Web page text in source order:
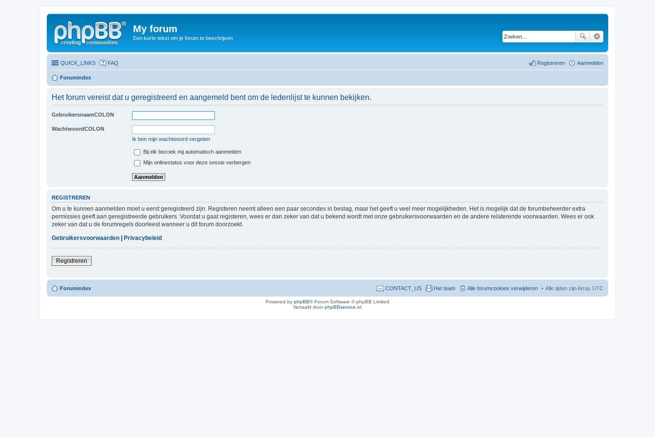
My forum
Een korte tekst om je forum te beschrijven
QUICK_LINKS FAQ Aanmelden
Registreren
Forumindex
Het forum vereist dat u geregistreerd en aangemeld bent om de ledenlijst te kunnen bekijken.
GebruikersnaamCOLON
WachtwoordCOLON
Ik ben mijn wachtwoord vergeten
Bij elk bezoek mij automatisch aanmelden
Mijn onlinestatus voor deze sessie verbergen
REGISTREREN
Om u te kunnen aanmelden moet u eerst geregisteerd zijn. Registeren neemt alleen een paar secondes in beslag, maar het geeft u veel meer mogelijkheden. Het is mogelijk dat de forumbeheerder extra
permissies geeft aan geregistreerde gebruikers. Voordat u gaat registeren, wees er dan zeker van dat u bekend wordt met onze gebruikersvoorwaarden en de andere relaterende voorwaarden. Wees er ook
zeker van dat u de forumregels doorleest wanneer u dit forum doorzoekt.
Gebruikersvoorwaarden
Privacybeleid
Registreren
Forumindex Alle tijden zijn Array UTC
Alle forumcookies verwijderen
Het team
CONTACT_US
Powered by phpBB® Forum Software © phpBB Limited
Vertaald doorphpBBservice.nl.